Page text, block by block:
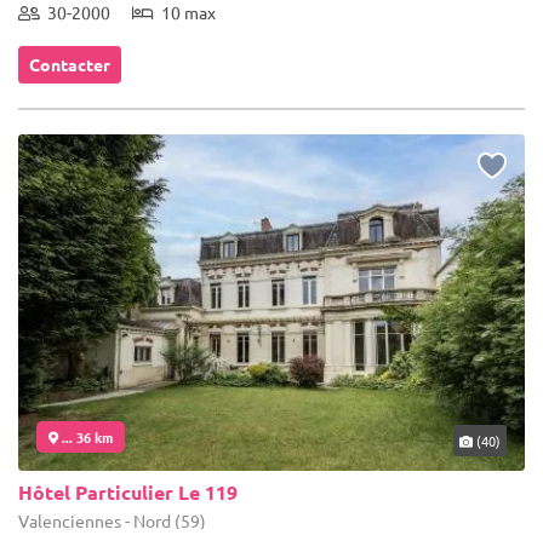
30-2000 10 max
Contacter
... 36 km (40)
Hôtel Particulier Le 119
Valenciennes - Nord (59)